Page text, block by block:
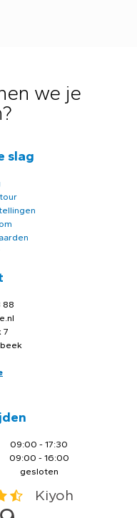
we je
slag
88
7
09:00 - 17:30
09:00 - 16:00
gesloten